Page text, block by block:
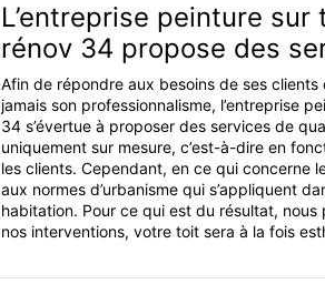
L’entreprise peinture
rénov 34 propose des
Afin de répondre aux besoins de ses
jamais son professionnalisme, l’entreprise
34 s’évertue à proposer des services de
uniquement sur mesure, c’est-à-dire en
les clients. Cependant, en ce qui concerne
aux normes d’urbanisme qui s’appliquent
habitation. Pour ce qui est du résultat, nous
nos interventions, votre toit sera à la fois